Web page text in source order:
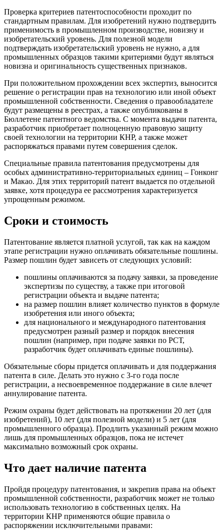
Проверка критериев патентоспособности проходит по
стандартным правилам. Для изобретений нужно подтвердить
применимость в промышленном производстве, новизну и
изобретательский уровень. Для полезной модели
подтверждать изобретательский уровень не нужно, а для
промышленных образцов такими критериями будут являться
новизна и оригинальность существенных признаков.
При положительном прохождении всех экспертиз, выносится
решение о регистрации прав на технологию или иной объект
промышленной собственности. Сведения о правообладателе
будут размещены в реестрах, а также опубликованы в
Бюллетене патентного ведомства. С момента выдачи патента,
разработчик приобретает полноценную правовую защиту
своей технологии на территории КНР, а также может
распоряжаться правами путем совершения сделок.
Специальные правила патентования предусмотрены для
особых административно-территориальных единиц – Гонконг
и Макао. Для этих территорий патент выдается по отдельной
заявке, хотя процедура ее рассмотрения характеризуется
упрощенным режимом.
Сроки и стоимость
Патентование является платной услугой, так как на каждом
этапе регистрации нужно оплачивать обязательные пошлины.
Размер пошлин будет зависеть от следующих условий:
пошлины оплачиваются за подачу заявки, за проведение
экспертизы по существу, а также при итоговой
регистрации объекта и выдаче патента;
на размер пошлин влияет количество пунктов в формуле
изобретения или иного объекта;
для национального и международного патентования
предусмотрен разный размер и порядок внесения
пошлин (например, при подаче заявки по РСТ,
разработчик будет оплачивать единые пошлины).
Обязательные сборы придется оплачивать и для поддержания
патента в силе. Делать это нужно с 3-го года после
регистрации, а несвоевременное поддержание в силе влечет
аннулирование патента.
Режим охраны будет действовать на протяжении 20 лет (для
изобретений), 10 лет (для полезной модели) и 5 лет (для
промышленного образца). Продлить указанный режим можно
лишь для промышленных образцов, пока не истечет
максимально возможный срок охраны.
Что дает наличие патента
Пройдя процедуру патентования, и закрепив права на объект
промышленной собственности, разработчик может не только
использовать технологию в собственных целях. На
территории КНР применяются общие правила о
распоряжении исключительными правами: